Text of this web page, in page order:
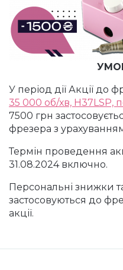
Гель-фарба Art Gel
4D гель-пластилін
Лосьйони та креми
Ремувери для
Скраби і пілінги
Сіль для рук і ніг
Маски для рук і ніг
Засоби для обробки
Гарячий манікюр,
Насадки корундові
Насадки
Насадки для
Лампи для манікюру
Пилки, бафи,
Пензлики для нігтів
Аксесуари
Інструменти
Лаки та лікувальні
Вії, Хна
Аксесуари, пінцети
Хна для біотату і
Трафарети для
Мікс
Мікс Осінь
Мікс Різдво
Зірочки (каміфубукі)
3D Ромб (луска
3D Трикутники
Сердечка
У період дії Акції до
35 000 об/хв, H37LSP,
7500 грн застосову
фрезера з
Термін проведення
31 .08.2024 включно.
Персональні знижки
застосовуються до
акції.